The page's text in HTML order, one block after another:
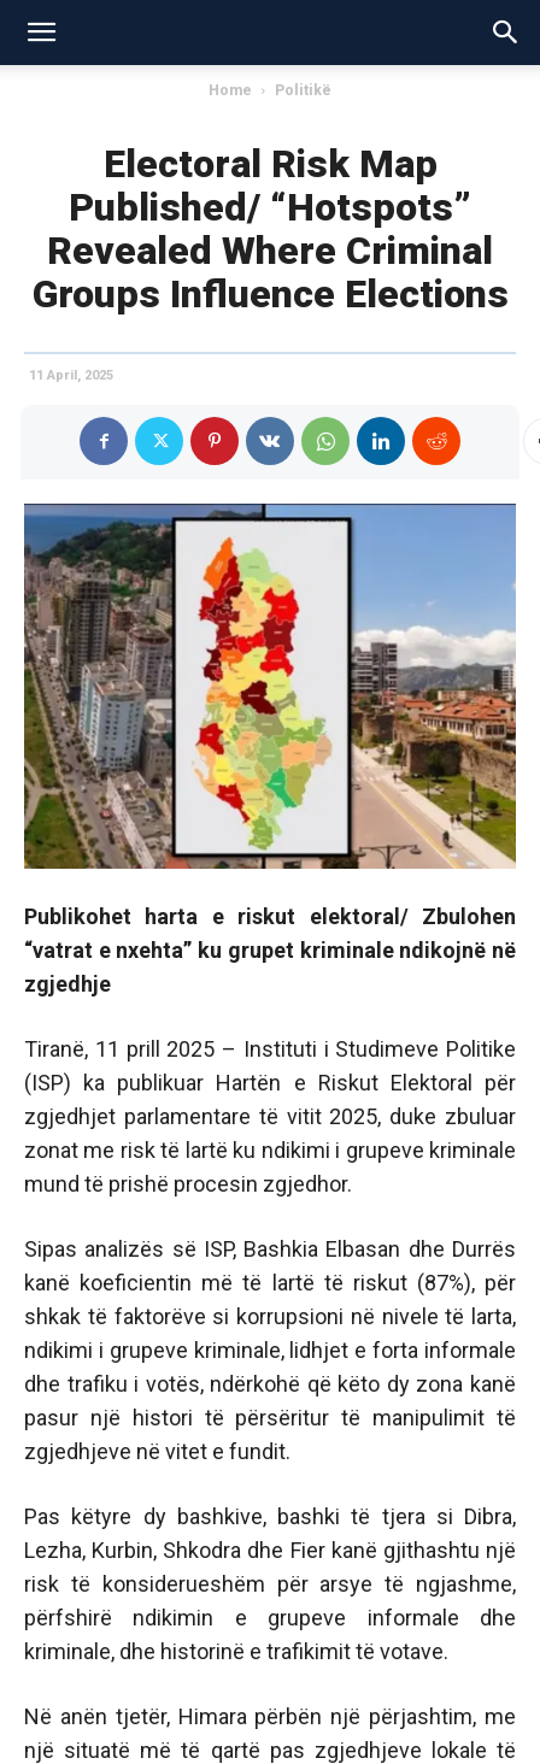
Home Politikë
Electoral Risk Map
Published/ “Hotspots”
Revealed Where Criminal
Groups Influence Elections
11 April, 2025
Publikohet harta e riskut elektoral/ Zbulohen
“vatrat e nxehta” ku grupet kriminale ndikojnë në
zgjedhje
Tiranë, 11 prill 2025 – Instituti i Studimeve Politike
(ISP) ka publikuar Hartën e Riskut Elektoral për
zgjedhjet parlamentare të vitit 2025, duke zbuluar
zonat me risk të lartë ku ndikimi i grupeve kriminale
mund të prishë procesin zgjedhor.
Sipas analizës së ISP, Bashkia Elbasan dhe Durrës
kanë koeficientin më të lartë të riskut (87%), për
shkak të faktorëve si korrupsioni në nivele të larta,
ndikimi i grupeve kriminale, lidhjet e forta informale
dhe trafiku i votës, ndërkohë që këto dy zona kanë
pasur një histori të përsëritur të manipulimit të
zgjedhjeve në vitet e fundit.
Pas këtyre dy bashkive, bashki të tjera si Dibra,
Lezha, Kurbin, Shkodra dhe Fier kanë gjithashtu një
risk të konsiderueshëm për arsye të ngjashme,
përfshirë ndikimin e grupeve informale dhe
kriminale, dhe historinë e trafikimit të votave.
Në anën tjetër, Himara përbën një përjashtim, me
një situatë më të qartë pas zgjedhjeve lokale të